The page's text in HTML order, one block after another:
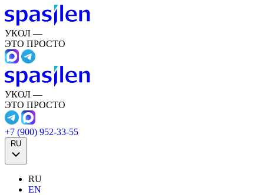
УКОЛ —
ЭТО ПРОСТО
УКОЛ —
ЭТО ПРОСТО
+7 (900) 952-33-55
RU
RU
EN